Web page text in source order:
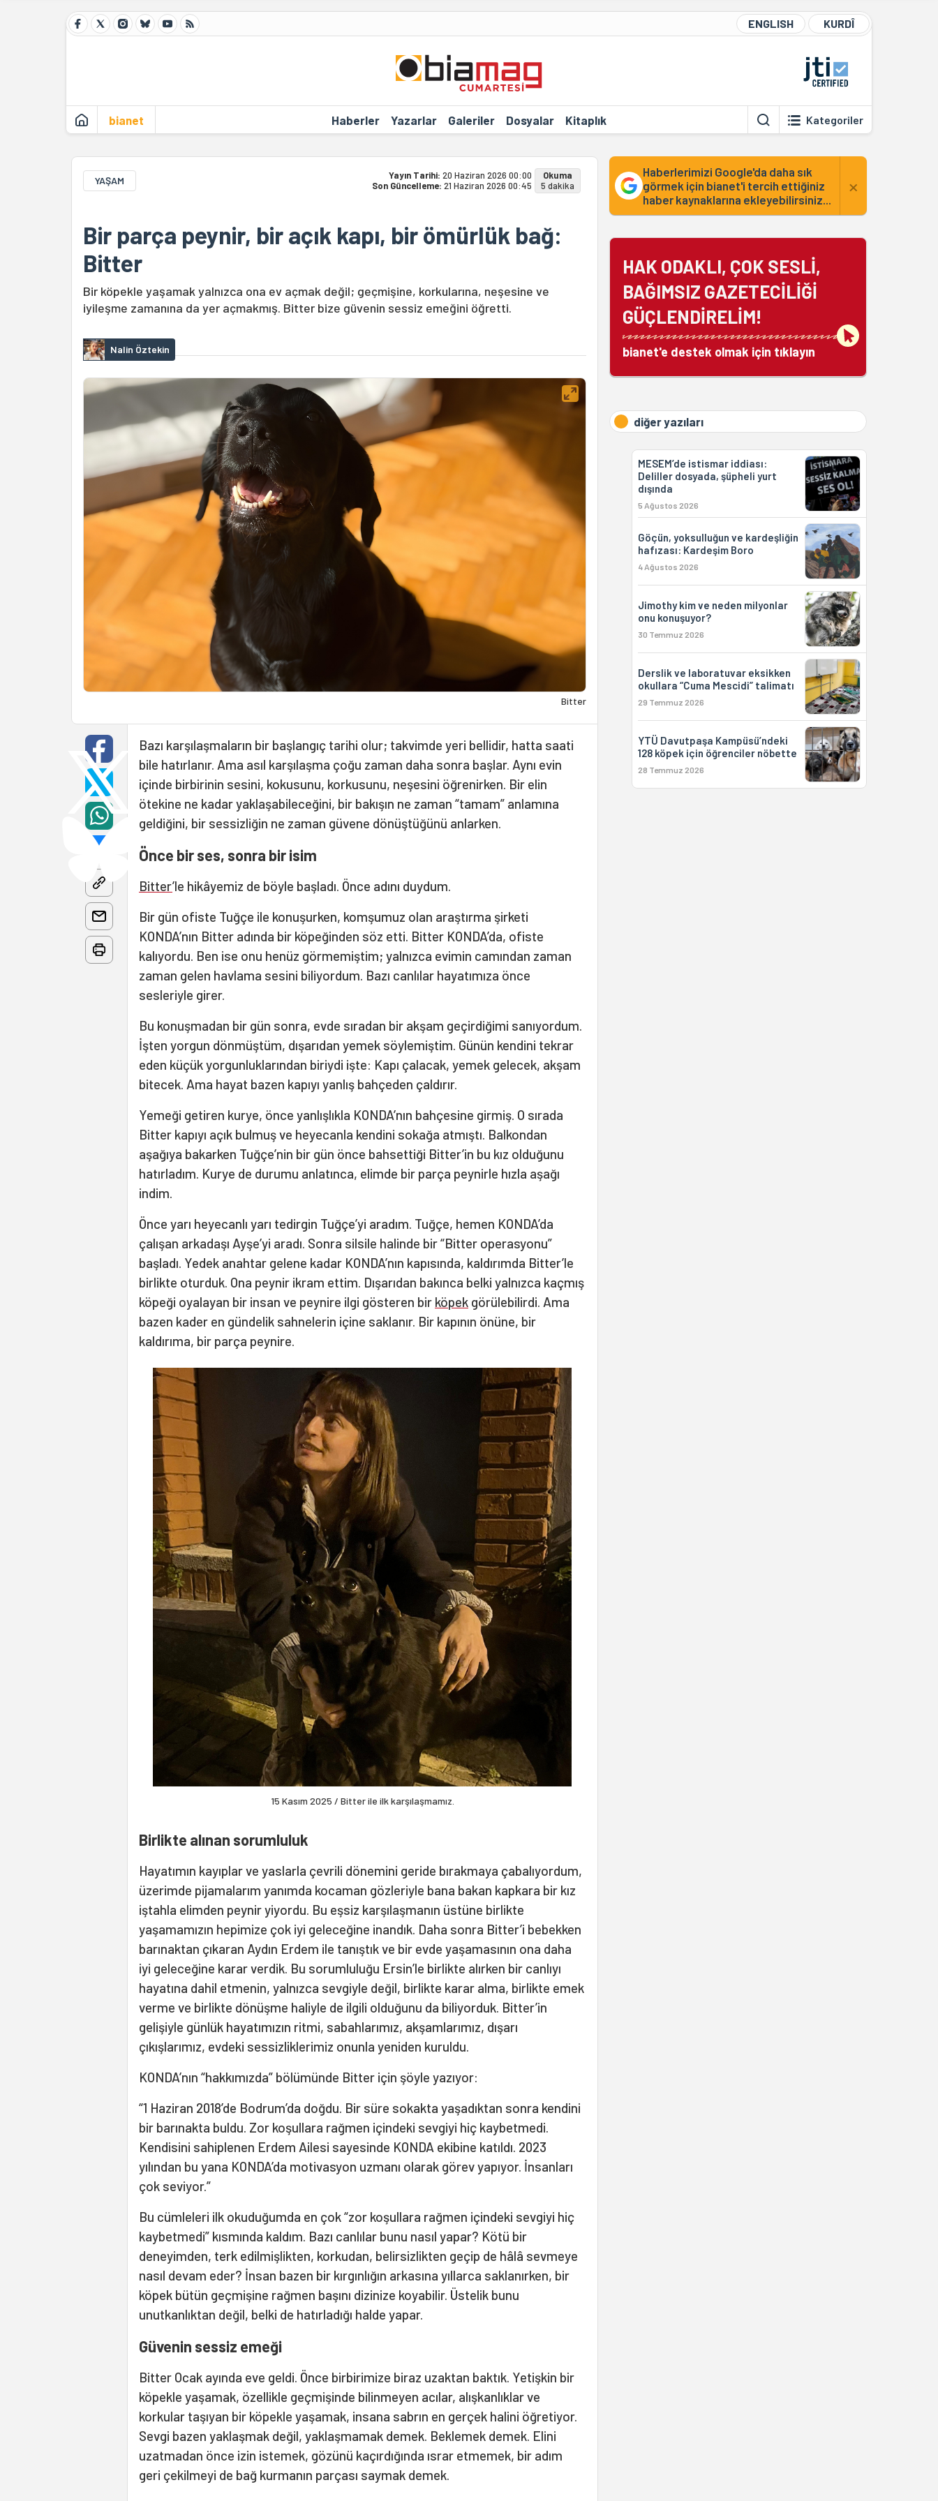
ENGLISH KURDÎ
bianet Haberler Yazarlar Galeriler Dosyalar Kitaplık Kategoriler
YAŞAM Yayın Tarihi: 20 Haziran 2026 00:00
Son Güncelleme: 21 Haziran 2026 00:45
Okuma
5 dakika
Bir parça peynir, bir açık kapı, bir ömürlük bağ:
Bitter
Bir köpekle yaşamak yalnızca ona ev açmak değil; geçmişine, korkularına, neşesine ve
iyileşme zamanına da yer açmakmış. Bitter bize güvenin sessiz emeğini öğretti.
Nalin Öztekin
Bitter
Bazı karşılaşmaların bir başlangıç tarihi olur; takvimde yeri bellidir, hatta saati
bile hatırlanır. Ama asıl karşılaşma çoğu zaman daha sonra başlar. Aynı evin
içinde birbirinin sesini, kokusunu, korkusunu, neşesini öğrenirken. Bir elin
ötekine ne kadar yaklaşabileceğini, bir bakışın ne zaman “tamam” anlamına
geldiğini, bir sessizliğin ne zaman güvene dönüştüğünü anlarken.
Önce bir ses, sonra bir isim
Bitter’le hikâyemiz de böyle başladı. Önce adını duydum.
Bir gün ofiste Tuğçe ile konuşurken, komşumuz olan araştırma şirketi
KONDA’nın Bitter adında bir köpeğinden söz etti. Bitter KONDA’da, ofiste
kalıyordu. Ben ise onu henüz görmemiştim; yalnızca evimin camından zaman
zaman gelen havlama sesini biliyordum. Bazı canlılar hayatımıza önce
sesleriyle girer.
Bu konuşmadan bir gün sonra, evde sıradan bir akşam geçirdiğimi sanıyordum.
İşten yorgun dönmüştüm, dışarıdan yemek söylemiştim. Günün kendini tekrar
eden küçük yorgunluklarından biriydi işte: Kapı çalacak, yemek gelecek, akşam
bitecek. Ama hayat bazen kapıyı yanlış bahçeden çaldırır.
Yemeği getiren kurye, önce yanlışlıkla KONDA’nın bahçesine girmiş. O sırada
Bitter kapıyı açık bulmuş ve heyecanla kendini sokağa atmıştı. Balkondan
aşağıya bakarken Tuğçe’nin bir gün önce bahsettiği Bitter’in bu kız olduğunu
hatırladım. Kurye de durumu anlatınca, elimde bir parça peynirle hızla aşağı
indim.
Önce yarı heyecanlı yarı tedirgin Tuğçe’yi aradım. Tuğçe, hemen KONDA’da
çalışan arkadaşı Ayşe’yi aradı. Sonra silsile halinde bir “Bitter operasyonu”
başladı. Yedek anahtar gelene kadar KONDA’nın kapısında, kaldırımda Bitter’le
birlikte oturduk. Ona peynir ikram ettim. Dışarıdan bakınca belki yalnızca kaçmış
köpeği oyalayan bir insan ve peynire ilgi gösteren bir köpek görülebilirdi. Ama
bazen kader en gündelik sahnelerin içine saklanır. Bir kapının önüne, bir
kaldırıma, bir parça peynire.
15 Kasım 2025 / Bitter ile ilk karşılaşmamız.
Birlikte alınan sorumluluk
Hayatımın kayıplar ve yaslarla çevrili dönemini geride bırakmaya çabalıyordum,
üzerimde pijamalarım yanımda kocaman gözleriyle bana bakan kapkara bir kız
iştahla elimden peynir yiyordu. Bu eşsiz karşılaşmanın üstüne birlikte
yaşamamızın hepimize çok iyi geleceğine inandık. Daha sonra Bitter’i bebekken
barınaktan çıkaran Aydın Erdem ile tanıştık ve bir evde yaşamasının ona daha
iyi geleceğine karar verdik. Bu sorumluluğu Ersin’le birlikte alırken bir canlıyı
hayatına dahil etmenin, yalnızca sevgiyle değil, birlikte karar alma, birlikte emek
verme ve birlikte dönüşme haliyle de ilgili olduğunu da biliyorduk. Bitter’in
gelişiyle günlük hayatımızın ritmi, sabahlarımız, akşamlarımız, dışarı
çıkışlarımız, evdeki sessizliklerimiz onunla yeniden kuruldu.
KONDA’nın “hakkımızda” bölümünde Bitter için şöyle yazıyor:
“1 Haziran 2018’de Bodrum’da doğdu. Bir süre sokakta yaşadıktan sonra kendini
bir barınakta buldu. Zor koşullara rağmen içindeki sevgiyi hiç kaybetmedi.
Kendisini sahiplenen Erdem Ailesi sayesinde KONDA ekibine katıldı. 2023
yılından bu yana KONDA’da motivasyon uzmanı olarak görev yapıyor. İnsanları
çok seviyor.”
Bu cümleleri ilk okuduğumda en çok “zor koşullara rağmen içindeki sevgiyi hiç
kaybetmedi” kısmında kaldım. Bazı canlılar bunu nasıl yapar? Kötü bir
deneyimden, terk edilmişlikten, korkudan, belirsizlikten geçip de hâlâ sevmeye
nasıl devam eder? İnsan bazen bir kırgınlığın arkasına yıllarca saklanırken, bir
köpek bütün geçmişine rağmen başını dizinize koyabilir. Üstelik bunu
unutkanlıktan değil, belki de hatırladığı halde yapar.
Güvenin sessiz emeği
Bitter Ocak ayında eve geldi. Önce birbirimize biraz uzaktan baktık. Yetişkin bir
köpekle yaşamak, özellikle geçmişinde bilinmeyen acılar, alışkanlıklar ve
korkular taşıyan bir köpekle yaşamak, insana sabrın en gerçek halini öğretiyor.
Sevgi bazen yaklaşmak değil, yaklaşmamak demek. Beklemek demek. Elini
uzatmadan önce izin istemek, gözünü kaçırdığında ısrar etmemek, bir adım
geri çekilmeyi de bağ kurmanın parçası saymak demek.
Haberlerimizi Google'da daha sık
görmek için bianet'i tercih ettiğiniz
haber kaynaklarına ekleyebilirsiniz...
×
HAK ODAKLI, ÇOK SESLİ,
BAĞIMSIZ GAZETECİLİĞİ
GÜÇLENDİRELİM!
bianet'e destek olmak için tıklayın
diğer yazıları
MESEM’de istismar iddiası:
Deliller dosyada, şüpheli yurt
dışında
5 Ağustos 2026
Göçün, yoksulluğun ve kardeşliğin
hafızası: Kardeşim Boro
4 Ağustos 2026
Jimothy kim ve neden milyonlar
onu konuşuyor?
30 Temmuz 2026
Derslik ve laboratuvar eksikken
okullara “Cuma Mescidi” talimatı
29 Temmuz 2026
YTÜ Davutpaşa Kampüsü’ndeki
128 köpek için öğrenciler nöbette
28 Temmuz 2026